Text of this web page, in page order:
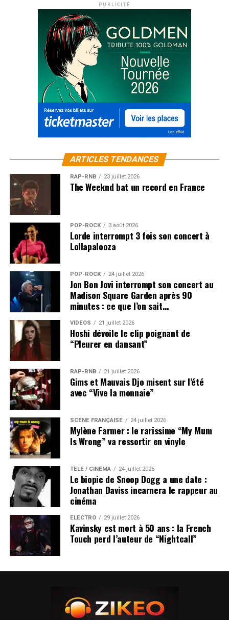
PUBLICITÉ
ARTICLES TENDANCES
RAP-RNB 23 juillet 2026
The Weeknd bat un record en France
POP-ROCK 3 août 2026
Lorde interrompt 3 fois son concert à
Lollapalooza
POP-ROCK 24 juillet 2026
Jon Bon Jovi interrompt son concert au
Madison Square Garden après 90
minutes : ce que l’on sait…
VIDEOS 21 juillet 2026
Hoshi dévoile le clip poignant de
“Pleurer en dansant”
RAP-RNB 21 juillet 2026
Gims et Mauvais Djo misent sur l’été
avec “Vive la monnaie”
SCÈNE FRANÇAISE 24 juillet 2026
Mylène Farmer : le rarissime “My Mum
Is Wrong” va ressortir en vinyle
TÉLÉ / CINÉMA 24 juillet 2026
Le biopic de Snoop Dogg a une date :
Jonathan Daviss incarnera le rappeur au
cinéma
ÉLECTRO 29 juillet 2026
Kavinsky est mort à 50 ans : la French
Touch perd l’auteur de “Nightcall”